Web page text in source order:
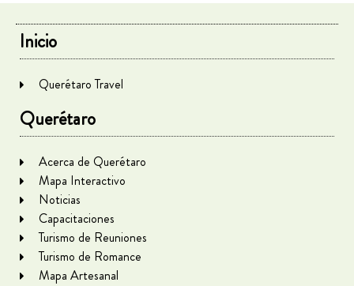
Inicio
Querétaro Travel
Querétaro
Acerca de Querétaro
Mapa Interactivo
Noticias
Capacitaciones
Turismo de Reuniones
Turismo de Romance
Mapa Artesanal